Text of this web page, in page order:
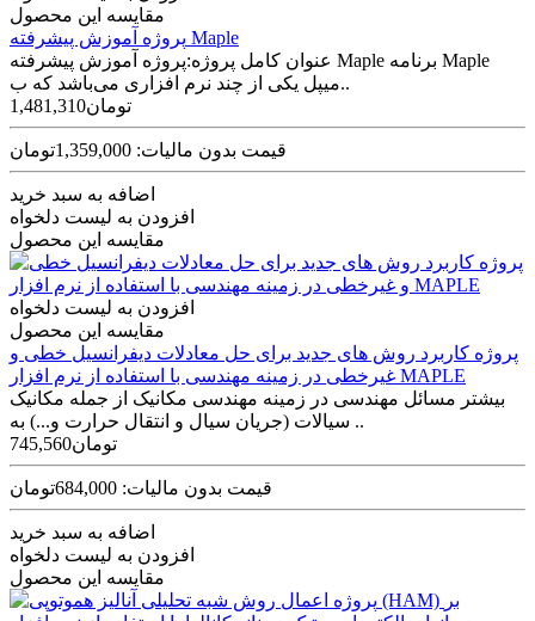
مقایسه این محصول
پروژه آموزش پیشرفته Maple
عنوان کامل پروژه:پروژه آموزش پیشرفته Maple برنامه Maple
میپل یکی از چند نرم افزاری می‌باشد که ب..
1,481,310تومان
قیمت بدون مالیات: 1,359,000تومان
اضافه به سبد خرید
افزودن به لیست دلخواه
مقایسه این محصول
افزودن به لیست دلخواه
مقایسه این محصول
پروژه کاربرد روش های جدید برای حل معادلات دیفرانسیل خطی و
غیرخطی در زمینه مهندسی با استفاده از نرم افزار MAPLE
بیشتر مسائل مهندسی در زمینه مهندسی مکانیک از جمله مکانیک
سیالات (جریان سیال و انتقال حرارت و...) به ..
745,560تومان
قیمت بدون مالیات: 684,000تومان
اضافه به سبد خرید
افزودن به لیست دلخواه
مقایسه این محصول